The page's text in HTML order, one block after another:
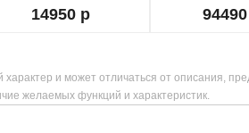
14950 р
и может отличаться от описания,
желаемых функций и характеристик.